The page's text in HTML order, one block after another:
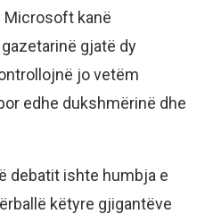
Microsoft kanë
gjatë dy
jo vetëm
edhe dukshmërinë dhe
debatit ishte humbja e
këtyre gjigantëve